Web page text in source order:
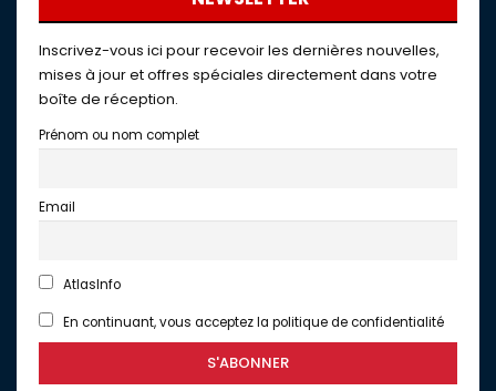
Inscrivez-vous ici pour recevoir les dernières nouvelles,
mises à jour et offres spéciales directement dans votre
boîte de réception.
Prénom ou nom complet
Email
AtlasInfo
En continuant, vous acceptez la politique de confidentialité